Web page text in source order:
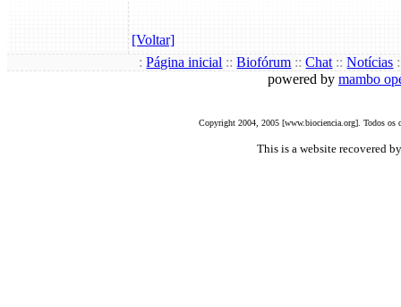
[Voltar]
:Página inicial ::Biofórum ::Chat ::Notícias :
powered by mambo
Copyright 2004, 2005 [www.biociencia.org]. Todos os
This is a website recovered